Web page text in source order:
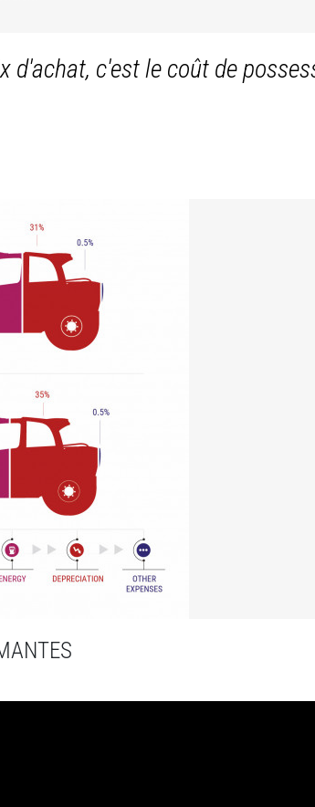
d'achat, c'est le coût de